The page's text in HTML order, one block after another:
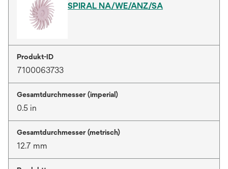
SPIRAL NA/WE/ANZ/SA
Produkt-ID
7100063733
Gesamtdurchmesser (imperial)
0.5 in
Gesamtdurchmesser (metrisch)
12.7 mm